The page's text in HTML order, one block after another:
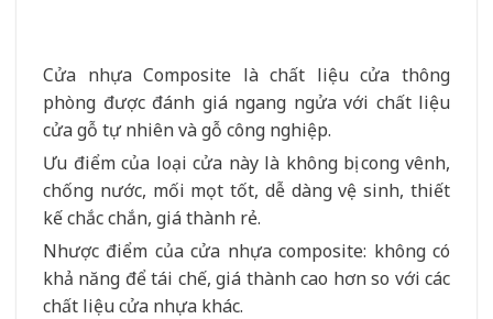
Cửa nhựa Composite là chất liệu cửa thông
phòng được đánh giá ngang ngửa với chất liệu
cửa gỗ tự nhiên và gỗ công nghiệp.
Ưu điểm của loại cửa này là không bị cong vênh,
chống nước, mối mọt tốt, dễ dàng vệ sinh, thiết
kế chắc chắn, giá thành rẻ.
Nhược điểm của cửa nhựa composite: không có
khả năng để tái chế, giá thành cao hơn so với các
chất liệu cửa nhựa khác.